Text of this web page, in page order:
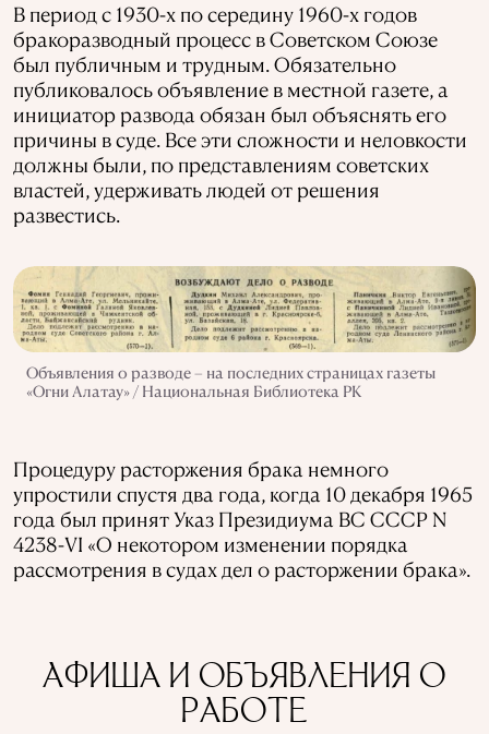
В период с 1930-х по середину 1960-х годов
бракоразводный процесс в Советском Союзе
был публичным и трудным. Обязательно
публиковалось объявление в местной газете, а
инициатор развода обязан был объяснять его
причины в суде. Все эти сложности и неловкости
должны были, по представлениям советских
властей, удерживать людей от решения
развестись.
Объявления о разводе – на последних страницах газеты
«Огни Алатау» / Национальная Библиотека РК
Процедуру расторжения брака немного
упростили спустя два года, когда 10 декабря 1965
года был принят Указ Президиума ВС СССР N
4238-VI «О некотором изменении порядка
рассмотрения в судах дел о расторжении брака».
АФИША И ОБЪЯВЛЕНИЯ О
РАБОТЕ